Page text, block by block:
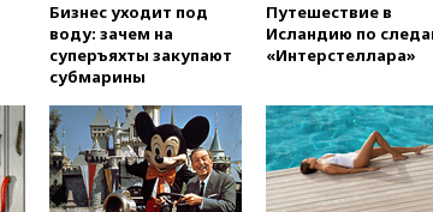
Бизнес уходит под
воду: зачем на
суперъяхты закупают
субмарины
Путешествие в
Исландию по
«Интерстеллара»